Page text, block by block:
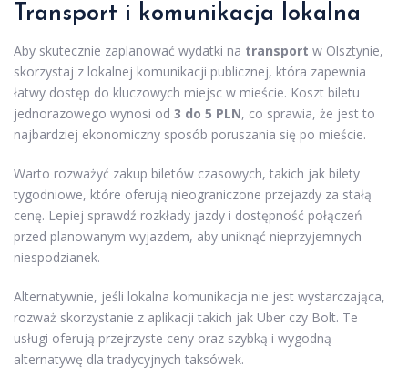
Transport i komunikacja lokalna
Aby skutecznie zaplanować wydatki na transport w Olsztynie,
skorzystaj z lokalnej komunikacji publicznej, która zapewnia
łatwy dostęp do kluczowych miejsc w mieście. Koszt biletu
jednorazowego wynosi od 3 do 5 PLN, co sprawia, że jest to
najbardziej ekonomiczny sposób poruszania się po mieście.
Warto rozważyć zakup biletów czasowych, takich jak bilety
tygodniowe, które oferują nieograniczone przejazdy za stałą
cenę. Lepiej sprawdź rozkłady jazdy i dostępność połączeń
przed planowanym wyjazdem, aby uniknąć nieprzyjemnych
niespodzianek.
Alternatywnie, jeśli lokalna komunikacja nie jest wystarczająca,
rozważ skorzystanie z aplikacji takich jak Uber czy Bolt. Te
usługi oferują przejrzyste ceny oraz szybką i wygodną
alternatywę dla tradycyjnych taksówek.